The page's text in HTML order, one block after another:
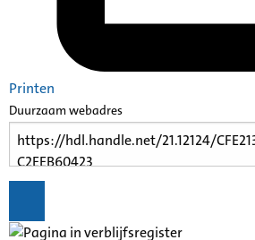
Printen
Duurzaam webadres